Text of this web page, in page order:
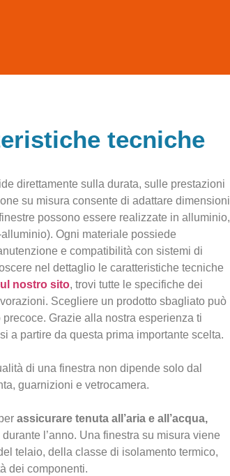
tecniche
direttamente sulla durata, sulle prestazioni
su misura consente di adattare dimensioni
possono essere realizzate in alluminio,
Ogni materiale possiede
e compatibilità con sistemi di
nel dettaglio le caratteristiche tecniche
nostro sito, trovi tutte le specifiche dei
Scegliere un prodotto sbagliato può
Grazie alla nostra esperienza ti
a partire da questa prima importante scelta.
di una finestra non dipende solo dal
guarnizioni e vetrocamera.
assicurare tenuta all’aria e all’acqua,
l’anno. Una finestra su misura viene
telaio, della classe di isolamento termico,
dei componenti.